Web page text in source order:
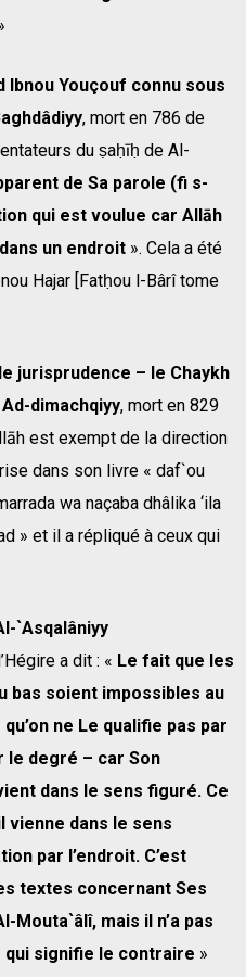
Ibnou Youçouf connu sous
, mort en 786 de
du ṣaḥīḥ de Al-
de Sa parole (fi s-
qui est voulue car Allāh
un endroit ». Cela a été
Hajar [Fatḥou l-Bârî tome
jurisprudence – le Chaykh
dimachqiyy, mort en 829
est exempt de la direction
dans son livre « daf`ou
wa naçaba dhâlika ‘ila
» et il a répliqué à ceux qui
`Asqalâniyy
a dit : « Le fait que les
bas soient impossibles au
ne Le qualifie pas par
le degré – car Son
dans le sens figuré. Ce
vienne dans le sens
par l’endroit. C’est
textes concernant Ses
Mouta`âlî, mais il n’a pas
signifie le contraire »